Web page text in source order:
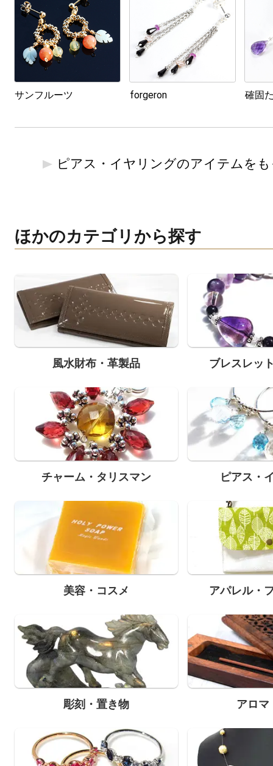
サンフルーツ forgeron 確固
ピアス・イヤリングのアイテムを
ほかのカテゴリから探す
風水財布・革製品 ブレスレッ
チャーム・タリスマン ピアス・
美容・コスメ アパレル・
彫刻・置き物 アロマ